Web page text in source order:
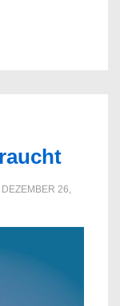
DEZEMBER 26,